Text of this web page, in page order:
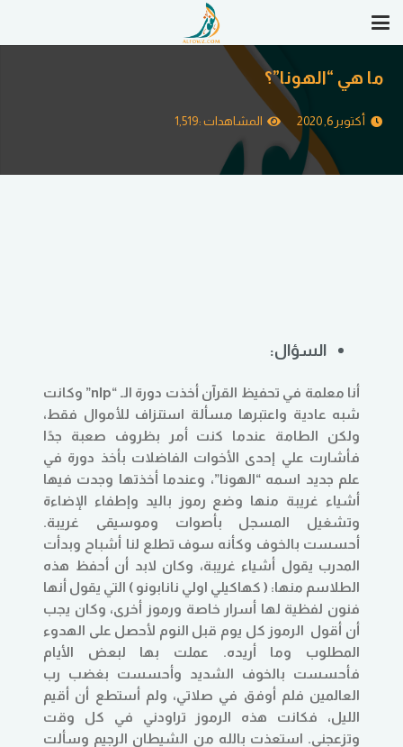
ما هي “الهونا”؟
أكتوبر 6, 2020 المشاهدات :1,519
السؤال:
أنا معلمة في تحفيظ القرآن أخذت دورة الـ “nlp” وكانت
شبه عادية واعتبرها مسألة استنزاف للأموال فقط،
ولكن الطامة عندما كنت أمر بظروف صعبة جدًا
فأشارت علي إحدى الأخوات الفاضلات بأخذ دورة في
علم جديد اسمه “الهونا”، وعندما أخذتها وجدت فيها
أشياء غريبة منها وضع رموز باليد وإطفاء الإضاءة
وتشغيل المسجل بأصوات وموسيقى غريبة.
أحسست بالخوف وكأنه سوف تطلع لنا أشباح وبدأت
المدرب يقول أشياء غريبة، وكان لابد أن أحفظ هذه
الطلاسم منها: ( كهاكيلي اولي نانابونو ) التي يقول أنها
فنون لفظية لها أسرار خاصة ورموز أخرى، وكان يجب
أن أقول الرموز كل يوم قبل النوم لأحصل على الهدوء
المطلوب وما أريده. عملت بها لبعض الأيام
فأحسست بالخوف الشديد وأحسست بغضب رب
العالمين فلم أوفق في صلاتي، ولم أستطع أن أقيم
الليل، فكانت هذه الرموز تراودني في كل وقت
وتزعجني. استعذت بالله من الشيطان الرجيم وسألت